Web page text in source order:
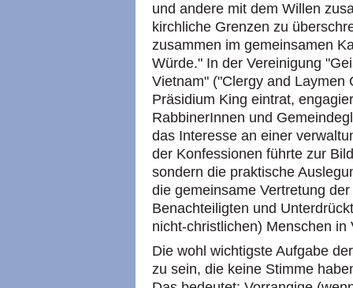
und andere mit dem Willen
kirchliche Grenzen zu
zusammen im gemeinsamen
Würde." In der Vereinigung
Vietnam" ("Clergy and Laymen
Präsidium King eintrat,
RabbinerInnen und
das Interesse an einer
der Konfessionen führte zur
sondern die praktische
die gemeinsame Vertretung
Benachteiligten und
nicht-christlichen) Menschen in
Die wohl wichtigste Aufgabe
zu sein, die keine Stimme